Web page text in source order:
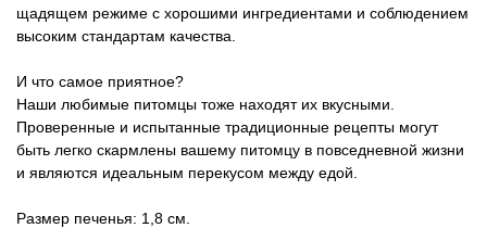
щадящем режиме с хорошими ингредиентами и соблюдением
высоким стандартам качества.
И что самое приятное?
Наши любимые питомцы тоже находят их вкусными.
Проверенные и испытанные традиционные рецепты могут
быть легко скармлены вашему питомцу в повседневной жизни
и являются идеальным перекусом между едой.
Размер печенья: 1,8 см.